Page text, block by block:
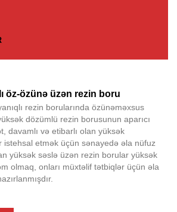
öz-özünə üzən rezin boru
rezin borularında özünəməxsus
dözümlü rezin borusunun aparıcı
davamlı və etibarlı olan yüksək
istehsal etmək üçün sənayedə əla nüfuz
yüksək səslə üzən rezin borular yüksək
olmaq, onları müxtəlif tətbiqlər üçün əla